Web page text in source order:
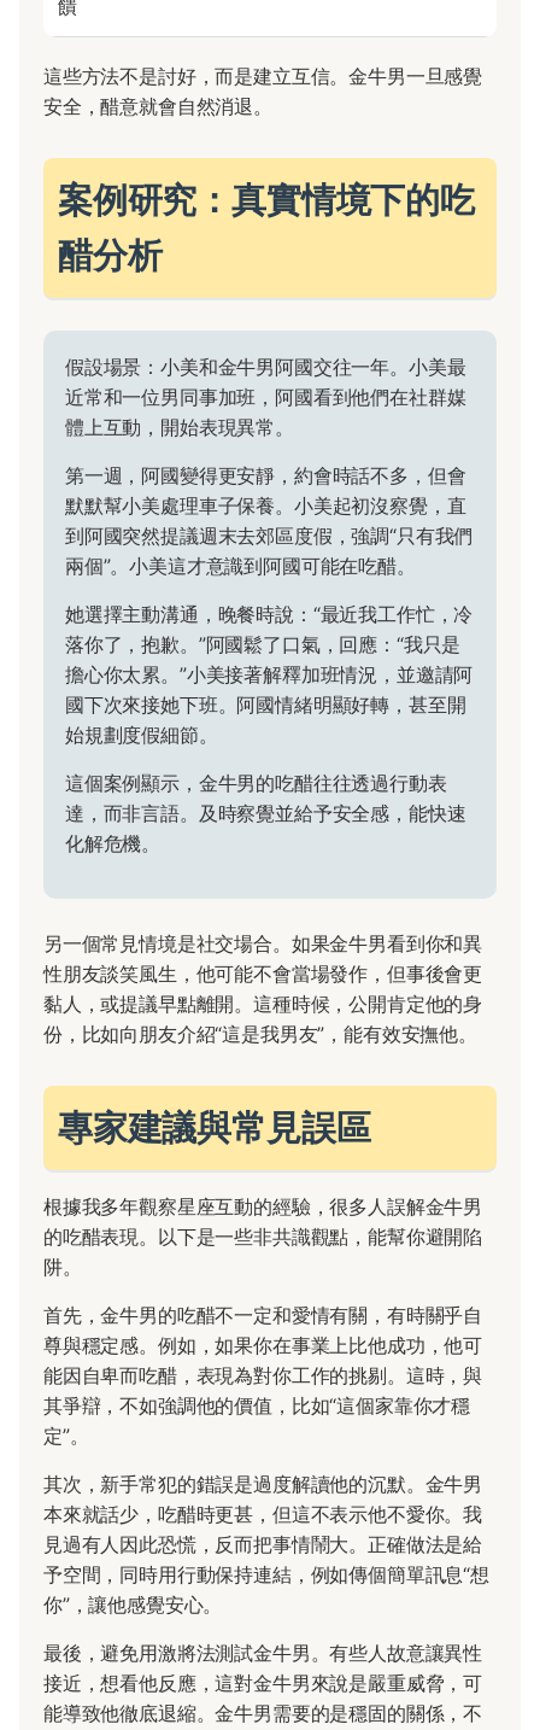
饋
這些方法不是討好，而是建立互信。金牛男一旦感覺
安全，醋意就會自然消退。
案例研究：真實情境下的吃
醋分析
假設場景：小美和金牛男阿國交往一年。小美最
近常和一位男同事加班，阿國看到他們在社群媒
體上互動，開始表現異常。
第一週，阿國變得更安靜，約會時話不多，但會
默默幫小美處理車子保養。小美起初沒察覺，直
到阿國突然提議週末去郊區度假，強調“只有我們
兩個”。小美這才意識到阿國可能在吃醋。
她選擇主動溝通，晚餐時說：“最近我工作忙，冷
落你了，抱歉。”阿國鬆了口氣，回應：“我只是
擔心你太累。”小美接著解釋加班情況，並邀請阿
國下次來接她下班。阿國情緒明顯好轉，甚至開
始規劃度假細節。
這個案例顯示，金牛男的吃醋往往透過行動表
達，而非言語。及時察覺並給予安全感，能快速
化解危機。
另一個常見情境是社交場合。如果金牛男看到你和異
性朋友談笑風生，他可能不會當場發作，但事後會更
黏人，或提議早點離開。這種時候，公開肯定他的身
份，比如向朋友介紹“這是我男友”，能有效安撫他。
專家建議與常見誤區
根據我多年觀察星座互動的經驗，很多人誤解金牛男
的吃醋表現。以下是一些非共識觀點，能幫你避開陷
阱。
首先，金牛男的吃醋不一定和愛情有關，有時關乎自
尊與穩定感。例如，如果你在事業上比他成功，他可
能因自卑而吃醋，表現為對你工作的挑剔。這時，與
其爭辯，不如強調他的價值，比如“這個家靠你才穩
定”。
其次，新手常犯的錯誤是過度解讀他的沉默。金牛男
本來就話少，吃醋時更甚，但這不表示他不愛你。我
見過有人因此恐慌，反而把事情鬧大。正確做法是給
予空間，同時用行動保持連結，例如傳個簡單訊息“想
你”，讓他感覺安心。
最後，避免用激將法測試金牛男。有些人故意讓異性
接近，想看他反應，這對金牛男來說是嚴重威脅，可
能導致他徹底退縮。金牛男需要的是穩固的關係，不